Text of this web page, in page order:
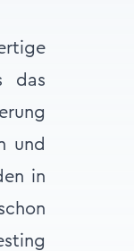
das
und
in